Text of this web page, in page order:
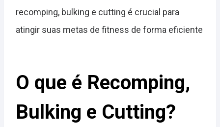
recomping, bulking e cutting é crucial para
atingir suas metas de fitness de forma eficiente
O que é Recomping,
Bulking e Cutting?